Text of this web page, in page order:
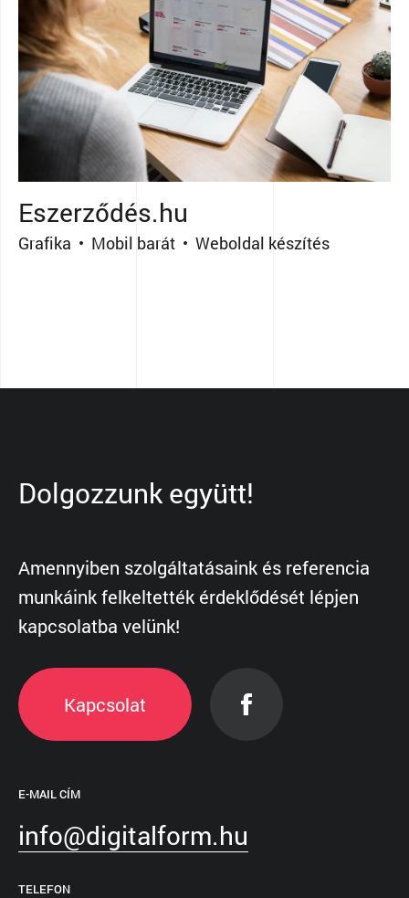
Eszerződés.hu
Grafika • Mobil barát • Weboldal készítés
Dolgozzunk együtt!
Amennyiben szolgáltatásaink és referencia
munkáink felkeltették érdeklődését lépjen
kapcsolatba velünk!
Kapcsolat
E-MAIL CÍM
info@digitalform.hu
TELEFON